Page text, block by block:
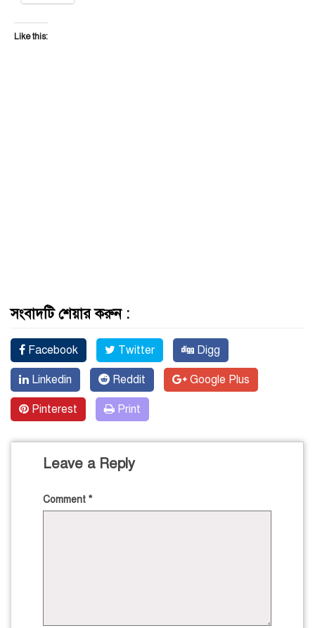
Like this:
সংবাদটি শেয়ার করুন :
Facebook Twitter Digg
Linkedin Reddit Google Plus
Pinterest Print
Leave a Reply
Comment *